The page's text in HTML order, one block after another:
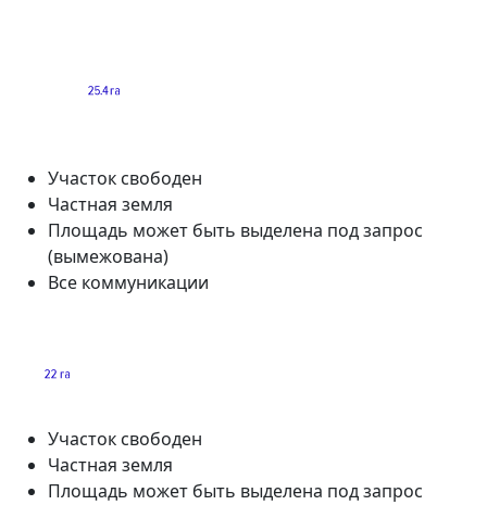
Участок свободен
Частная земля
Площадь может быть выделена под запрос
(вымежована)
Все коммуникации
Участок свободен
Частная земля
Площадь может быть выделена под запрос